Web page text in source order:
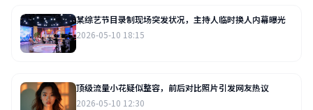
某综艺节目录制现场突发状况，主持人临时换人内幕曝光
2026-05-10 18:15
顶级流量小花疑似整容，前后对比照片引发网友热议
2026-05-10 12:30